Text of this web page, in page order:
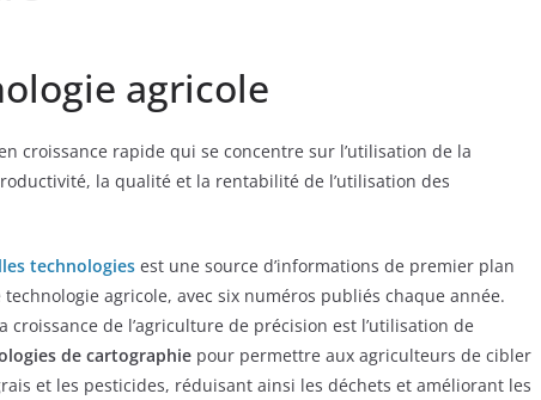
agricole
croissance rapide qui se concentre sur l’utilisation de la
la qualité et la rentabilité de l’utilisation des
technologies est une source d’informations de premier plan
agricole, avec six numéros publiés chaque année.
croissance de l’agriculture de précision est l’utilisation de
de cartographie pour permettre aux agriculteurs de cibler
et les pesticides, réduisant ainsi les déchets et améliorant les